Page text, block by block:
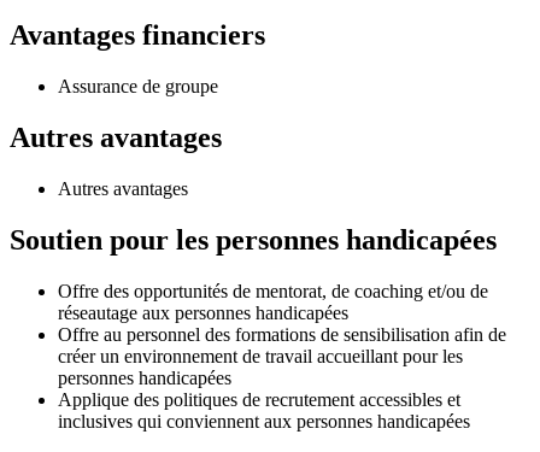
Avantages financiers
Assurance de groupe
Autres avantages
Autres avantages
Soutien pour les personnes handicapées
Offre des opportunités de mentorat, de coaching et/ou de
réseautage aux personnes handicapées
Offre au personnel des formations de sensibilisation afin de
créer un environnement de travail accueillant pour les
personnes handicapées
Applique des politiques de recrutement accessibles et
inclusives qui conviennent aux personnes handicapées